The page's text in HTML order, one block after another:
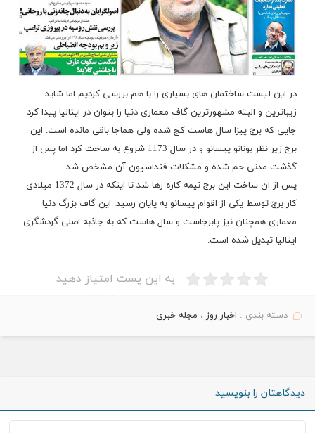
در این لیست ساختمان های بسیاری را با هم بررسی کردیم اما شاید
زیباترین و البته مشهورترین گاف معماری دنیا را بتوان در ایتالیا پیدا کرد
جایی که برج پیزا سال هاست کج شده ولی هماجا باقی مانده است. این
برج زیر نظر بونانو پیسانو و در سال 1173 شروع به ساخت کرد اما پس از
گذشت مدتی خم شده و مشکلات فنداسیون آن مشخص شد.
پس از ان ساخت این برج نیمه کاره رها شد تا اینکه در سال 1372 میلادی
کار برج توسط یکی از اقوام پیسانو به پایان رسید. این گاف بزرگ دنیا
معماری همچنان نیز پابرجاست و سال هاست که به جاذبه اصلی گردشگری
ایتالیا تبدیل شده است.
به این پست امتیاز دهید
دسته بندی : اخبار روز ، مجله خبری
دیدگاهتان را بنویسید